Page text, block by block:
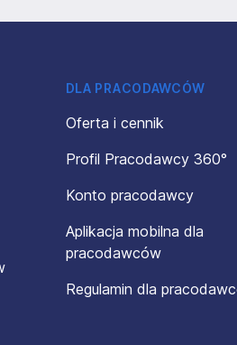
DLA PRACODAWCÓW
Oferta i cennik
Profil Pracodawcy 360°
Konto pracodawcy
Aplikacja mobilna dla
pracodawców
Regulamin dla